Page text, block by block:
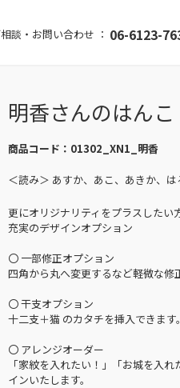
談・お問い合わせ ： 06-6123-
明香さんのはん
商品コード： 01302_XN1_明香
＜読み＞ あすか、あこ、あきか、
更にオリジナリティをプラスしたい
充実のデザインオプション
〇 一部修正オプション
四角から丸へ変更するなど軽微な修
〇 干支オプション
十二支＋猫 のカタチを挿入できます。
〇 アレンジオーダー
「家紋を入れたい！」「お城を入
インいたします。